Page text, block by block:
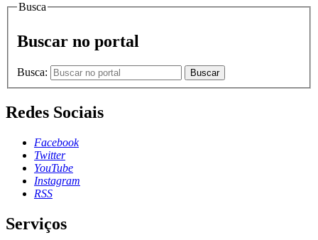
Busca
Buscar no portal
Busca: Buscar
Redes Sociais
Facebook
Twitter
YouTube
Instagram
RSS
Serviços